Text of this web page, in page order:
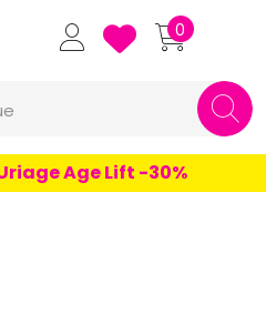
Grande Pharmacie
0
Age Lift -30%